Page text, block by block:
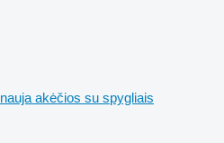
nauja akėčios su spygliais